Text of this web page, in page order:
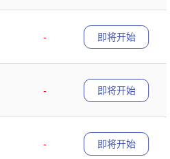
-
即将开始
-
即将开始
-
即将开始